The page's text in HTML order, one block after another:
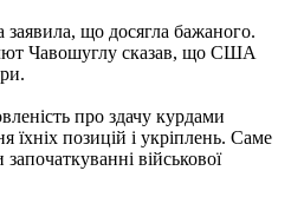
що досягла бажаного.
Чавошуглу сказав, що США
про здачу курдами
їхніх позицій і укріплень. Саме
військової